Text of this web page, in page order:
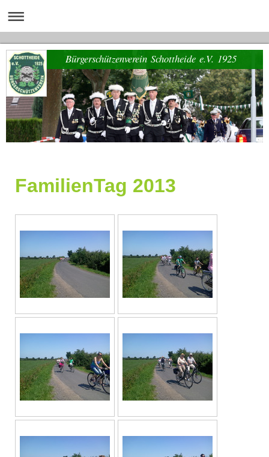
Bürgerschützenverein Schottheide e.V. 1925
FamilienTag 2013